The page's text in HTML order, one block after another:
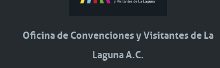
Oficina de Convenciones y Visitantes de La
Laguna A.C.